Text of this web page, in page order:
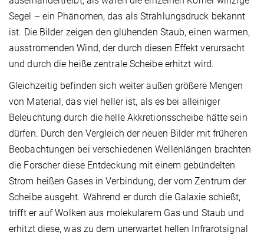
Segel – ein Phänomen, das als Strahlungsdruck bekannt
ist. Die Bilder zeigen den glühenden Staub, einen warmen,
ausströmenden Wind, der durch diesen Effekt verursacht
und durch die heiße zentrale Scheibe erhitzt wird.
Gleichzeitig befinden sich weiter außen größere Mengen
von Material, das viel heller ist, als es bei alleiniger
Beleuchtung durch die helle Akkretionsscheibe hätte sein
dürfen. Durch den Vergleich der neuen Bilder mit früheren
Beobachtungen bei verschiedenen Wellenlängen brachten
die Forscher diese Entdeckung mit einem gebündelten
Strom heißen Gases in Verbindung, der vom Zentrum der
Scheibe ausgeht. Während er durch die Galaxie schießt,
trifft er auf Wolken aus molekularem Gas und Staub und
erhitzt diese, was zu dem unerwartet hellen Infrarotsignal